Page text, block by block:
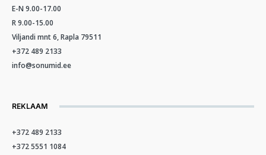
E-N 9.00-17.00
R 9.00-15.00
Viljandi mnt 6, Rapla 79511
+372 489 2133
info@sonumid.ee
REKLAAM
+372 489 2133
+372 5551 1084